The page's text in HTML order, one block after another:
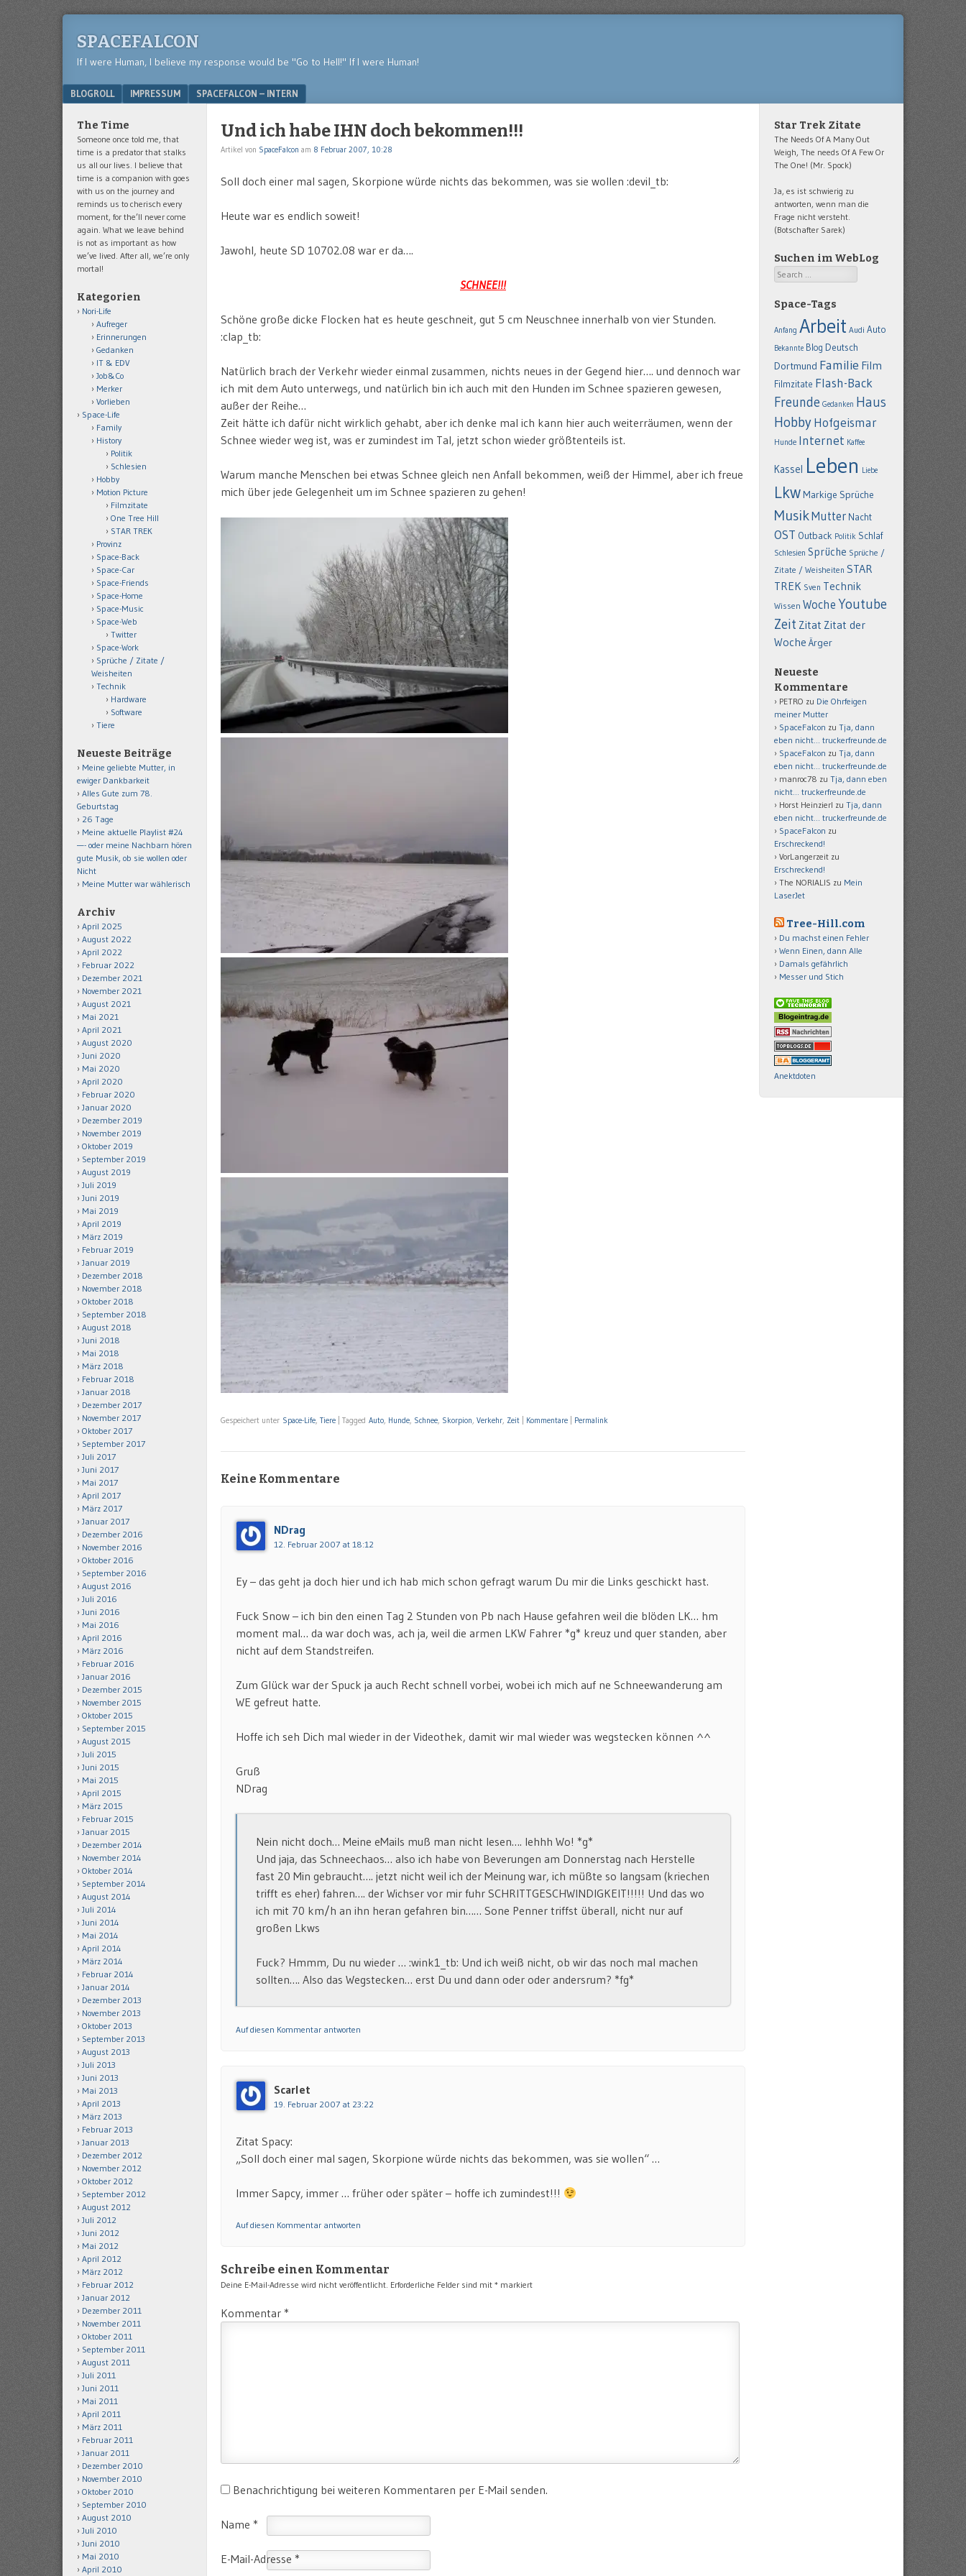
SPACEFALCON
If I were Human, I believe my response would be "Go to Hell!" If I were Human!
Menu
SKIP TO CONTENT
BLOGROLL IMPRESSUM SPACEFALCON – INTERN
Und ich habe IHN doch bekommen!!!
Artikel von SpaceFalcon am 8 Februar 2007, 10:28
Soll doch einer mal sagen, Skorpione würde nichts das bekommen, was sie wollen :devil_tb:
Heute war es endlich soweit!
Jawohl, heute SD 10702.08 war er da….
SCHNEE!!!
Schöne große dicke Flocken hat es heute geschneit, gut 5 cm Neuschnee innerhalb von vier Stunden.
:clap_tb:
Natürlich brach der Verkehr wieder einmal zusammen, nichts neues in der Gegend hier…. und dennoch war
ich mit dem Auto unterwegs, und natürlich bin ich auch mit den Hunden im Schnee spazieren gewesen,
außer der Reihe…
Zeit hätte ich dafür nicht wirklich gehabt, aber ich denke mal ich kann hier auch weiterräumen, wenn der
Schnee wieder weg ist, was er zumindest im Tal, jetzt schon wieder größtenteils ist.
Warum manche Menschen bei etwas Schnee gleich nen Anfall bekommen, weiß der Himmel, aber ich freue
mich über jede Gelegenheit um im Schnee spazieren zu gehen!
Gespeichert unter Space-Life, Tiere Tagged Auto, Hunde, Schnee, Skorpion, Verkehr, Zeit Kommentare Permalink
Keine Kommentare
NDrag
12. Februar 2007 at 18:12
Ey – das geht ja doch hier und ich hab mich schon gefragt warum Du mir die Links geschickt hast.
Fuck Snow – ich bin den einen Tag 2 Stunden von Pb nach Hause gefahren weil die blöden LK… hm
moment mal… da war doch was, ach ja, weil die armen LKW Fahrer *g* kreuz und quer standen, aber
nicht auf dem Standstreifen.
Zum Glück war der Spuck ja auch Recht schnell vorbei, wobei ich mich auf ne Schneewanderung am
WE gefreut hatte.
Hoffe ich seh Dich mal wieder in der Videothek, damit wir mal wieder was wegstecken können ^^
Gruß
NDrag
Nein nicht doch… Meine eMails muß man nicht lesen…. Iehhh Wo! *g*
Und jaja, das Schneechaos… also ich habe von Beverungen am Donnerstag nach Herstelle
fast 20 Min gebraucht…. jetzt nicht weil ich der Meinung war, ich müßte so langsam (kriechen
trifft es eher) fahren…. der Wichser vor mir fuhr SCHRITTGESCHWINDIGKEIT!!!!! Und das wo
ich mit 70 km/h an ihn heran gefahren bin…… Sone Penner triffst überall, nicht nur auf
großen Lkws
Fuck? Hmmm, Du nu wieder … :wink1_tb: Und ich weiß nicht, ob wir das noch mal machen
sollten…. Also das Wegstecken… erst Du und dann oder oder andersrum? *fg*
Auf diesen Kommentar antworten
Scarlet
19. Februar 2007 at 23:22
Zitat Spacy:
„Soll doch einer mal sagen, Skorpione würde nichts das bekommen, was sie wollen“ …
Immer Sapcy, immer … früher oder später – hoffe ich zumindest!!!
Auf diesen Kommentar antworten
Schreibe einen Kommentar
Deine E-Mail-Adresse wird nicht veröffentlicht. Erforderliche Felder sind mit * markiert
Kommentar *
Benachrichtigung bei weiteren Kommentaren per E-Mail senden.
Name *
E-Mail-Adresse *
The Time
Someone once told me, that
time is a predator that stalks
us all our lives. I believe that
time is a companion with goes
with us on the journey and
reminds us to cherisch every
moment, for the’ll never come
again. What we leave behind
is not as important as how
we’ve lived. After all, we’re only
mortal!
Kategorien
Nori-Life
Aufreger
Erinnerungen
Gedanken
IT & EDV
Job&Co
Merker
Vorlieben
Space-Life
Family
History
Politik
Schlesien
Hobby
Motion Picture
Filmzitate
One Tree Hill
STAR TREK
Provinz
Space-Back
Space-Car
Space-Friends
Space-Home
Space-Music
Space-Web
Twitter
Space-Work
Sprüche / Zitate /
Weisheiten
Technik
Hardware
Software
Tiere
Neueste Beiträge
Meine geliebte Mutter, in
ewiger Dankbarkeit
Alles Gute zum 78.
Geburtstag
26 Tage
Meine aktuelle Playlist #24
—- oder meine Nachbarn hören
gute Musik, ob sie wollen oder
Nicht
Meine Mutter war wählerisch
Archiv
April 2025
August 2022
April 2022
Februar 2022
Dezember 2021
November 2021
August 2021
Mai 2021
April 2021
August 2020
Juni 2020
Mai 2020
April 2020
Februar 2020
Januar 2020
Dezember 2019
November 2019
Oktober 2019
September 2019
August 2019
Juli 2019
Juni 2019
Mai 2019
April 2019
März 2019
Februar 2019
Januar 2019
Dezember 2018
November 2018
Oktober 2018
September 2018
August 2018
Juni 2018
Mai 2018
März 2018
Februar 2018
Januar 2018
Dezember 2017
November 2017
Oktober 2017
September 2017
Juli 2017
Juni 2017
Mai 2017
April 2017
März 2017
Januar 2017
Dezember 2016
November 2016
Oktober 2016
September 2016
August 2016
Juli 2016
Juni 2016
Mai 2016
April 2016
März 2016
Februar 2016
Januar 2016
Dezember 2015
November 2015
Oktober 2015
September 2015
August 2015
Juli 2015
Juni 2015
Mai 2015
April 2015
März 2015
Februar 2015
Januar 2015
Dezember 2014
November 2014
Oktober 2014
September 2014
August 2014
Juli 2014
Juni 2014
Mai 2014
April 2014
März 2014
Februar 2014
Januar 2014
Dezember 2013
November 2013
Oktober 2013
September 2013
August 2013
Juli 2013
Juni 2013
Mai 2013
April 2013
März 2013
Februar 2013
Januar 2013
Dezember 2012
November 2012
Oktober 2012
September 2012
August 2012
Juli 2012
Juni 2012
Mai 2012
April 2012
März 2012
Februar 2012
Januar 2012
Dezember 2011
November 2011
Oktober 2011
September 2011
August 2011
Juli 2011
Juni 2011
Mai 2011
April 2011
März 2011
Februar 2011
Januar 2011
Dezember 2010
November 2010
Oktober 2010
September 2010
August 2010
Juli 2010
Juni 2010
Mai 2010
April 2010
Star Trek Zitate
The Needs Of A Many Out
Weigh, The needs Of A Few Or
The One! (Mr. Spock)
Ja, es ist schwierig zu
antworten, wenn man die
Frage nicht versteht.
(Botschafter Sarek)
Suchen im WebLog
Search
Space-Tags
Anfang Arbeit Audi Auto
Bekannte Blog Deutsch
Dortmund Familie Film
Filmzitate Flash-Back
Freunde Gedanken Haus
HobbyHofgeismar
Hunde Internet Kaffee
Kassel Leben Liebe
LkwMarkige Sprüche
MusikMutter Nacht
OST Outback Politik Schlaf
Schlesien Sprüche Sprüche /
Zitate / Weisheiten STAR
TREK Sven Technik
Wissen Woche Youtube
Zeit Zitat Zitat der
Woche Ärger
Neueste
Kommentare
PETRO zu Die Ohrfeigen
meiner Mutter
SpaceFalcon zu Tja, dann
eben nicht… truckerfreunde.de
SpaceFalcon zu Tja, dann
eben nicht… truckerfreunde.de
manroc78 zu Tja, dann eben
nicht… truckerfreunde.de
Horst Heinzierl zu Tja, dann
eben nicht… truckerfreunde.de
SpaceFalcon zu
Erschreckend!
VorLangerzeit zu
Erschreckend!
The NORIALIS zu Mein
LaserJet
Tree-Hill.com
Du machst einen Fehler
Wenn Einen, dann Alle
Damals gefährlich
Messer und Stich
Anektdoten